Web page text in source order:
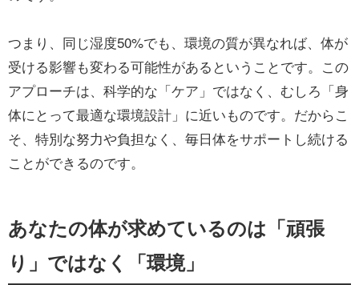
つまり、同じ湿度50%でも、環境の質が異なれば、体が
受ける影響も変わる可能性があるということです。この
アプローチは、科学的な「ケア」ではなく、むしろ「身
体にとって最適な環境設計」に近いものです。だからこ
そ、特別な努力や負担なく、毎日体をサポートし続ける
ことができるのです。
あなたの体が求めているのは「頑張
り」ではなく「環境」